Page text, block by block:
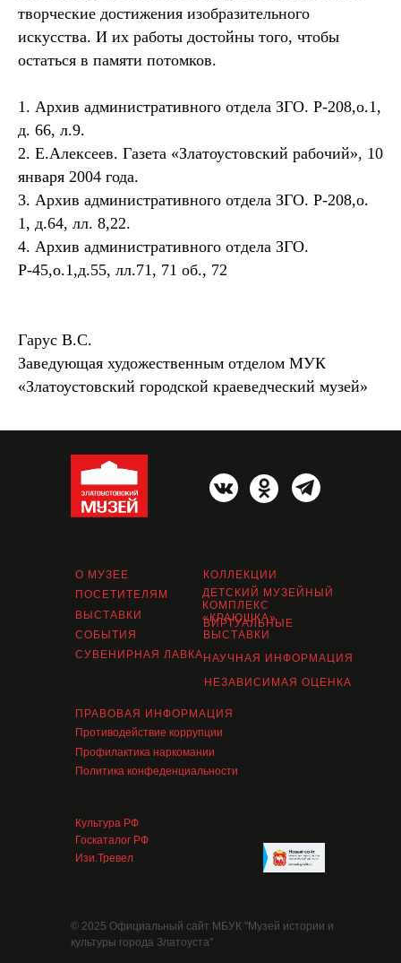
творческие достижения изобразительного
искусства. И их работы достойны того, чтобы
остаться в памяти потомков.
1. Архив административного отдела ЗГО. Р-208,о.1,
д. 66, л.9.
2. Е.Алексеев. Газета «Златоустовский рабочий», 10
января 2004 года.
3. Архив административного отдела ЗГО. Р-208,о.
1, д.64, лл. 8,22.
4. Архив административного отдела ЗГО.
Р-45,о.1,д.55, лл.71, 71 об., 72
Гарус В.С.
Заведующая художественным отделом МУК
«Златоустовский городской краеведческий музей»
КОЛЛЕКЦИИ
ВИРТУАЛЬНЫЕ
ВЫСТАВКИ
НЕЗАВИСИМАЯ ОЦЕНКА
ДЕТСКИЙ МУЗЕЙНЫЙ
КОМПЛЕКС
«КРАЮШКА»
НАУЧНАЯ ИНФОРМАЦИЯ
Культура РФ
О МУЗЕЕ
ВЫСТАВКИ
СУВЕНИРНАЯ ЛАВКА
СОБЫТИЯ
ПОСЕТИТЕЛЯМ
ПРАВОВАЯ ИНФОРМАЦИЯ
Противодействие коррупции
Профилактика наркомании
Политика конфеденциальности
Госкаталог РФ
Изи.Тревел
© 2025 Официальный сайт МБУК "Музей истории и
культуры города Златоуста"